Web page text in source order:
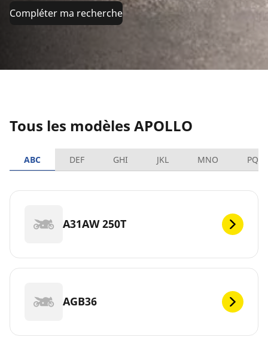
Compléter ma recherche
Tous les modèles APOLLO
ABC DEF GHI JKL MNO PQRS
A31AW 250T
AGB36